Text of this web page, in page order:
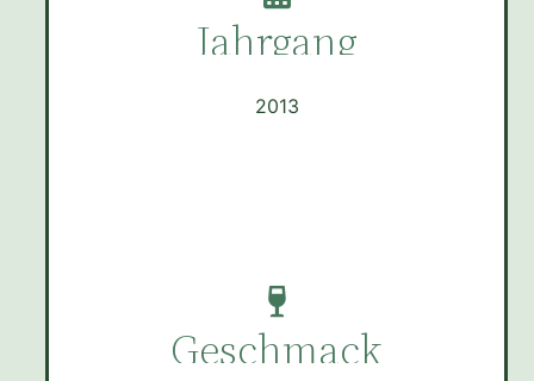
Jahrgang
2013
Geschmack